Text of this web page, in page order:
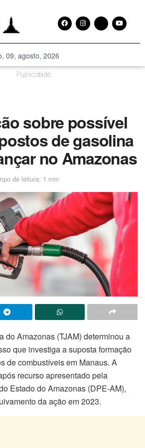
09, agosto, 2026
Publicidade
sobre possível
de gasolina
no Amazonas
de leitura: 1 min
do Amazonas (TJAM) determinou a
que investiga a suposta formação
de combustíveis em Manaus. A
recurso apresentado pela
Estado do Amazonas (DPE-AM),
da ação em 2023.